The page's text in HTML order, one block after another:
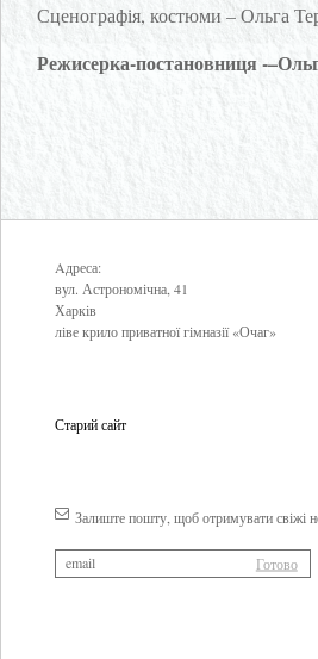
Сценографія, костюми – Ольга
Режисерка-постановниця -
Aдреса:
вул. Астрономічна, 41
Харків
ліве крило приватної гімназії «Очаг»
Старий сайт
Залиште пошту, щоб отримувати свіжі